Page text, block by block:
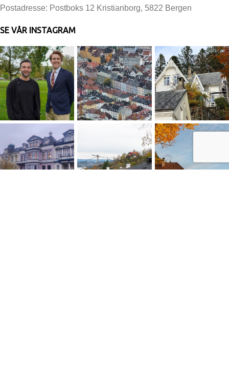
Postadresse: Postboks 12 Kristianborg, 5822 Bergen
SE VÅR INSTAGRAM